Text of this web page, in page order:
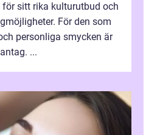
för sitt rika kulturutbud och
För den som
personliga smycken är
...